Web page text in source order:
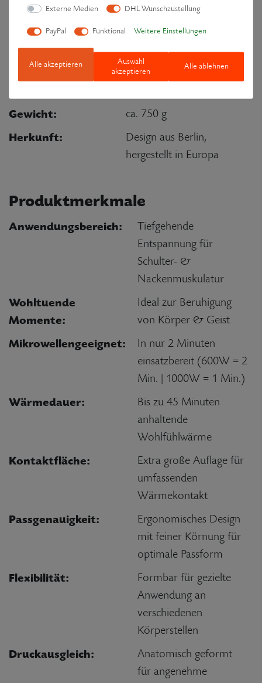
Spezifikationen
Auflagefläche
ca. 47 x 10 x 4 cm
Gewicht: ca. 750 g
Herkunft:
Design aus Berlin,
hergestellt in Europa
Produktmerkmale
Anwendungsbereich:
Tiefgehende
Entspannung für
Schulter- &
Nackenmuskulatur
Wohltuende
Momente:
Ideal zur Beruhigung
von Körper & Geist
Mikrowellengeeignet:
In nur 2 Minuten
einsatzbereit (600W = 2
Min. | 1000W = 1 Min.)
Wärmedauer:
Bis zu 45 Minuten
anhaltende
Wohlfühlwärme
Kontaktfläche:
Extra große Auflage für
umfassenden
Wärmekontakt
Passgenauigkeit:
Ergonomisches Design
mit feiner Körnung für
optimale Passform
Flexibilität:
Formbar für gezielte
Anwendung an
verschiedenen
Körperstellen
Druckausgleich:
Anatomisch geformt
für angenehme
Externe Medien DHL Wunschzustellung
PayPal Funktional Weitere Einstellungen
Alle akzeptieren
Auswahl
akzeptieren
Alle ablehnen